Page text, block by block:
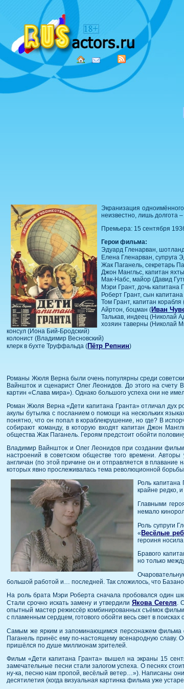
Экранизация
неизвестно, лишь долгота
Премьера: 15 сентября
Герои фильма:
Эдуард Гленарван,
Елена Гленарван, супруга
Жак Паганель, секретарь
Джон Мангльс, капитан
Мак-Набс, майор (Давид
Мэри Грант, дочь капитана
Роберт Грант, сын
Том Грант, капитан
Айртон, боцман (Иван
Талькав, индеец (Николай
хозяин таверны (Николай
консул (Иона Бий-Бродский)
колонист (Владимир Весновский)
клерк в бухте Труффальда (Пётр Репнин)
Романы Жюля Верна были очень популярны среди
Вайншток и сценарист Олег Леонидов. До этого на
картин «Слава мира»). Однако большого успеха они не
Роман Жюля Верна «Дети капитана Гранта» отличал дух
акулы бутылка с посланием о помощи на нескольких
понятно, что он попал в кораблекрушение, но где? В
собирают команду, в которую входят капитан Джон
общества Жак Паганель. Героям предстоит обойти
Владимир Вайншток и Олег Леонидов при создании
настроений в советском обществе того времени.
англичан (по этой причине он и отправляется в плавание
которых явно прослеживалась тема революционной
Роль
крайне редко,
Главными
немало
Роль супруги
« Весёлые
героиня
Бравого
но только
большой работой и… последней. Так сложилось, что
На роль брата Мэри Роберта сначала пробовался один
Стали срочно искать замену и утвердилиЯкова Сегеля.
опытный мастер режиссёр комбинированных съёмок
с пламенным сердцем, готового обойти весь свет в
Самым же ярким и запоминающимся персонажем фильма
Паганель принёс ему по-настоящему всенародную славу.
пришёлся по душе миллионам зрителей.
Фильм «Дети капитана Гранта» вышел на экраны 15
замечательные песни стали залогом успеха. О песнях
ну-ка, песню нам пропой, весёлый ветер…»). Написаны
десятилетия (когда визуальная картинка фильма уже